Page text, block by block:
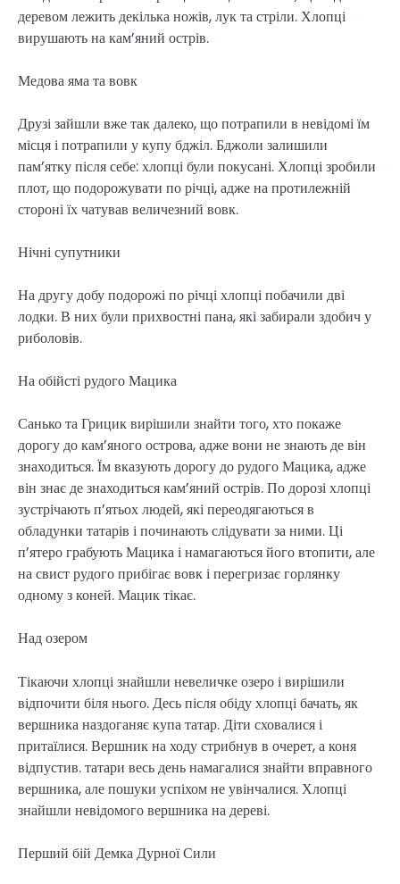
деревом лежить декілька ножів, лук та стріли. Хлопці
вирушають на кам’яний острів.
Медова яма та вовк
Друзі зайшли вже так далеко, що потрапили в невідомі їм
місця і потрапили у купу бджіл. Бджоли залишили
пам’ятку після себе: хлопці були покусані. Хлопці зробили
плот, що подорожувати по річці, адже на протилежній
стороні їх чатував величезний вовк.
Нічні супутники
На другу добу подорожі по річці хлопці побачили дві
лодки. В них були прихвостні пана, які забирали здобич у
риболовів.
На обійсті рудого Мацика
Санько та Грицик вирішили знайти того, хто покаже
дорогу до кам’яного острова, адже вони не знають де він
знаходиться. Їм вказують дорогу до рудого Мацика, адже
він знає де знаходиться кам’яний острів. По дорозі хлопці
зустрічають п’ятьох людей, які переодягаються в
обладунки татарів і починають слідувати за ними. Ці
п’ятеро грабують Мацика і намагаються його втопити, але
на свист рудого прибігає вовк і перегризає горлянку
одному з коней. Мацик тікає.
Над озером
Тікаючи хлопці знайшли невеличке озеро і вирішили
відпочити біля нього. Десь після обіду хлопці бачать, як
вершника наздоганяє купа татар. Діти сховалися і
притаїлися. Вершник на ходу стрибнув в очерет, а коня
відпустив. татари весь день намагалися знайти вправного
вершника, але пошуки успіхом не увінчалися. Хлопці
знайшли невідомого вершника на дереві.
Перший бій Демка Дурної Сили